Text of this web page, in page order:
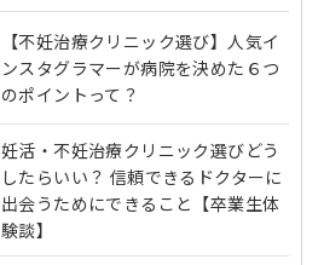
【不妊治療クリニック選び】人気イ
ンスタグラマーが病院を決めた６つ
のポイントって？
妊活・不妊治療クリニック選びどう
したらいい？ 信頼できるドクターに
出会うためにできること【卒業生体
験談】